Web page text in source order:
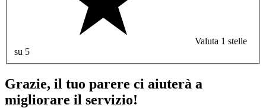
Valuta 1 stelle
su 5
Grazie, il tuo parere ci aiuterà a
migliorare il servizio!